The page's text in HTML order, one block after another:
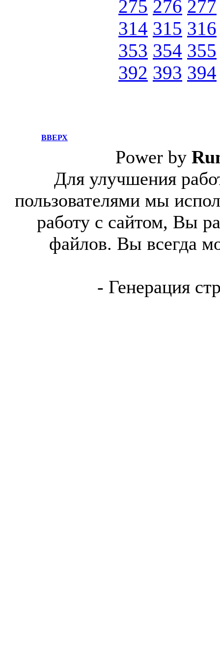
275 276 277
314 315 316
353 354 355
392 393 394
ВВЕРХ
Power by
Для улучшения
пользователями мы
работу с сайтом, Вы
файлов. Вы всегда
- Генерация